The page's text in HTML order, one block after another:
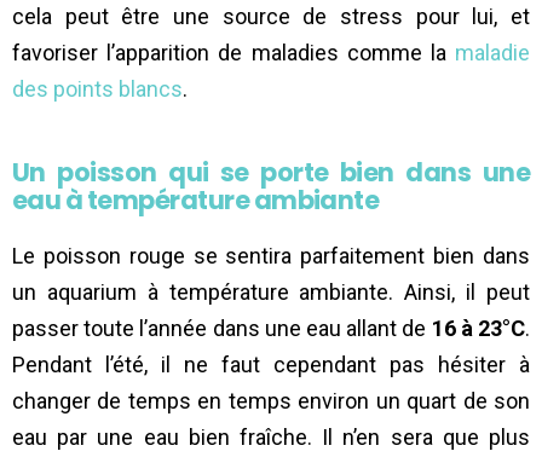
cela peut être une source de stress pour lui, et
favoriser l’apparition de maladies comme la maladie
des points blancs.
Un poisson qui se porte bien dans une
eau à température ambiante
Le poisson rouge se sentira parfaitement bien dans
un aquarium à température ambiante. Ainsi, il peut
passer toute l’année dans une eau allant de 16 à 23°C.
Pendant l’été, il ne faut cependant pas hésiter à
changer de temps en temps environ un quart de son
eau par une eau bien fraîche. Il n’en sera que plus